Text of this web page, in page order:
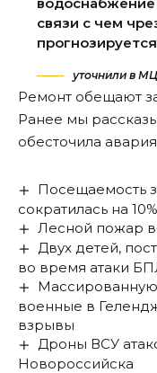
связи с чем
уточнили в
Ремонт обещают
Ранее мы
обесточила
Посещаемость
сократилась на 10%
Лесной пожар
Двух детей,
во время атаки
военные в
взрывы
Дроны ВСУ
Новороссийска